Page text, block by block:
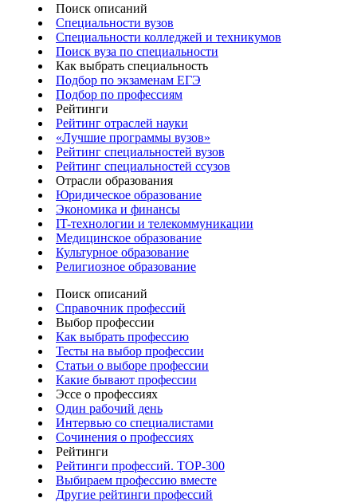
Поиск описаний
Специальности вузов
Специальности колледжей и техникумов
Поиск вуза по специальности
Как выбрать специальность
Подбор по экзаменам ЕГЭ
Подбор по профессиям
Рейтинги
Рейтинг отраслей науки
«Лучшие программы вузов»
Рейтинг специальностей вузов
Рейтинг специальностей ссузов
Отрасли образования
Юридическое образование
Экономика и финансы
IT-технологии и телекоммуникации
Медицинское образование
Культурное образование
Религиозное образование
Поиск описаний
Справочник профессий
Выбор профессии
Как выбрать профессию
Тесты на выбор профессии
Статьи о выборе профессии
Какие бывают профессии
Эссе о профессиях
Один рабочий день
Интервью со специалистами
Сочинения о профессиях
Рейтинги
Рейтинги профессий. TOP-300
Выбираем профессию вместе
Другие рейтинги профессий